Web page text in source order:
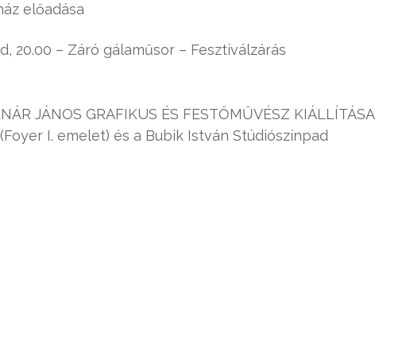
előadása
20.00 – Záró gálaműsor – Fesztiválzárás
JÁNOS GRAFIKUS ÉS FESTŐMŰVÉSZ KIÁLLÍTÁSA
I. emelet) és a Bubik István Stúdiószínpad